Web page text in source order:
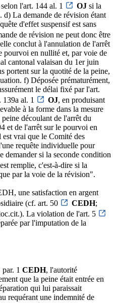
l'art. 144 al. 1
OJ si la
d) La demande de révision étant
d'effet suspensif est sans
de révision ne peut donc être
conclut à l'annulation de l'arrêt
pourvoi en nullité et, par voie de
cantonal valaisan du 1er juin
portent sur la quotité de la peine,
f) Déposée prématurément,
le délai fixé par l'art.
139a al. 1 OJ, en produisant
à la forme dans la mesure
découlant de l'arrêt du
et de l'arrêt sur le pourvoi en
vrai que le Comité des
requête individuelle pour
si la seconde condition
est remplie, c'est-à-dire si la
par la voie de la révision".
une satisfaction en argent
(cf. art. 50
CEDH;
La violation de l'art. 5
par l'imputation de la
par. 1 CEDH, l'autorité
que la peine était entrée en
qui lui paraissait
requérant une indemnité de